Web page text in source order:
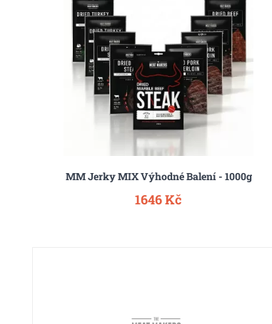
MM Jerky MIX Výhodné Balení - 1000g
1646 Kč